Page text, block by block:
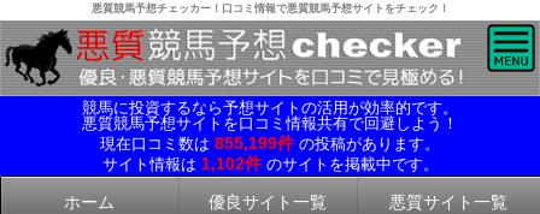
悪質競馬予想チェッカー！口コミ情報で悪質競馬予想サイトをチェック！
競馬に投資するなら予想サイトの活用が効率的です。
悪質競馬予想サイトを口コミ情報共有で回避しよう！
現在口コミ数は 855,199件 の投稿があります。
サイト情報は 1,102件 のサイトを掲載中です。
ホーム 優良サイト一覧 悪質サイト一覧